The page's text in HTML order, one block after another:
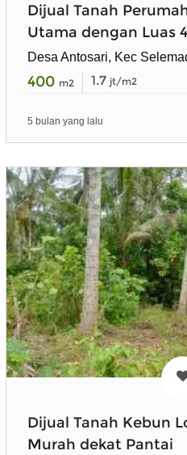
Dijual Tanah
Utama dengan Luas
Desa Antosari, Kec
400 m2 1.7 jt/m2
5 bulan yang lalu
Dijual Tanah Kebun
Murah dekat Pantai